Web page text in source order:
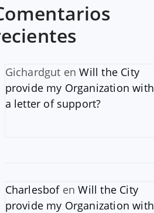
Gichardgut enWill the City
provide my Organization with
a letter of support?
CharlesbofenWill the City
provide my Organization with